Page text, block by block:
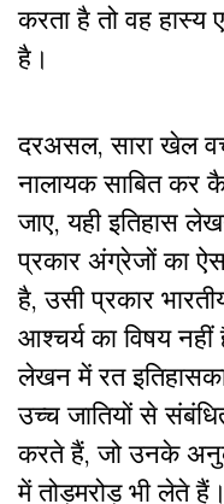
करता है तो वह हास्य
है।
दरअसल, सारा खेल
नालायक साबित कर
जाए, यही इतिहास
प्रकार अंग्रेजों का
है, उसी प्रकार
आश्चर्य का विषय
लेखन में रत
उच्च जातियों से
करते हैं, जो उनके
में तोड़मरोड़ भी लेते